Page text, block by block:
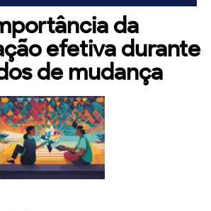
da
efetiva durante
de mudança